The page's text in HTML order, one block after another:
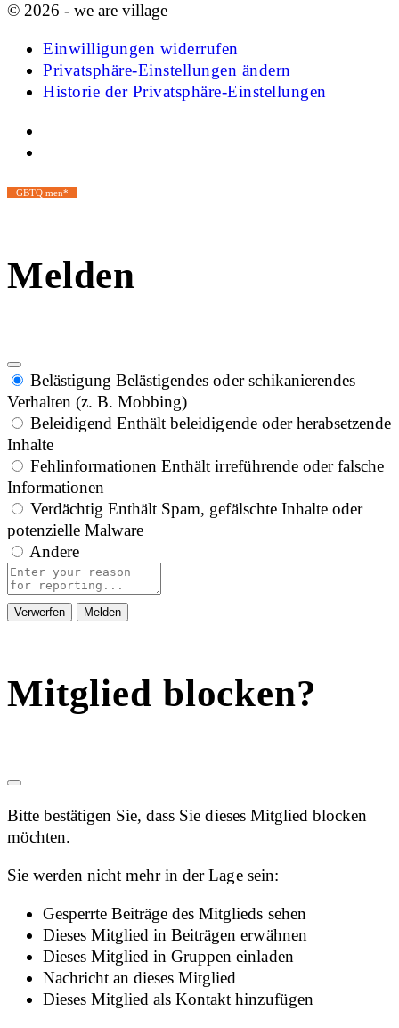
© 2026 - we are village
Einwilligungen widerrufen
Privatsphäre-Einstellungen ändern
Historie der Privatsphäre-Einstellungen
GBTQ men*
Melden
Belästigung Belästigendes oder schikanierendes
Verhalten (z. B. Mobbing)
Beleidigend Enthält beleidigende oder herabsetzende
Inhalte
Fehlinformationen Enthält irreführende oder falsche
Informationen
Verdächtig Enthält Spam, gefälschte Inhalte oder
potenzielle Malware
Andere
Report
note
Melden
Mitglied blocken?
Bitte bestätigen Sie, dass Sie dieses Mitglied blocken
möchten.
Sie werden nicht mehr in der Lage sein:
Gesperrte Beiträge des Mitglieds sehen
Dieses Mitglied in Beiträgen erwähnen
Dieses Mitglied in Gruppen einladen
Nachricht an dieses Mitglied
Dieses Mitglied als Kontakt hinzufügen